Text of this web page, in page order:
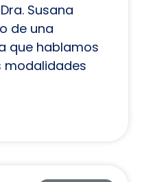
Susana
de una
que hablamos
modalidades